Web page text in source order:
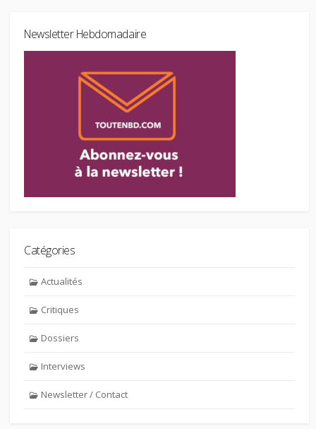
Newsletter Hebdomadaire
Catégories
Actualités
Critiques
Dossiers
Interviews
Newsletter / Contact